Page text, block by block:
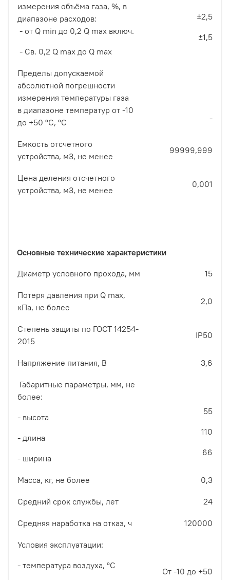
измерения объёма газа, %, в
диапазоне расходов:
- от Q min до 0,2 Q max включ.
- Св. 0,2 Q max до Q max
±2,5
±1,5
Пределы допускаемой
абсолютной погрешности
измерения температуры газа
в диапазоне температур от -10
до +50 °С, °С
-
Емкость отсчетного
устройства, м3, не менее
99999,999
Цена деления отсчетного
устройства, м3, не менее
0,001
Основные технические характеристики
Диаметр условного прохода, мм 15
Потеря давления при Q max,
кПа, не более
2,0
Степень защиты по ГОСТ 14254-
2015
IP50
Напряжение питания, В 3,6
Габаритные параметры, мм, не
более:
- высота
- длина
- ширина
55
110
66
Масса, кг, не более 0,3
Средний срок службы, лет 24
Средняя наработка на отказ, ч 120000
Условия эксплуатации:
- температура воздуха, °С
От -10 до +50